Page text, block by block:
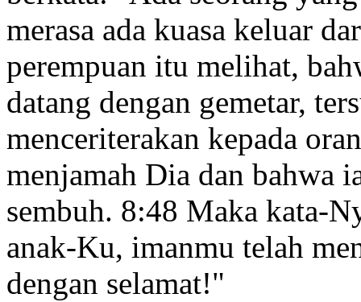
merasa ada kuasa keluar
perempuan itu melihat,
datang dengan gemetar,
menceriterakan kepada
menjamah Dia dan bahwa
sembuh. 8:48 Maka kata-
anak-Ku, imanmu telah
dengan selamat!"